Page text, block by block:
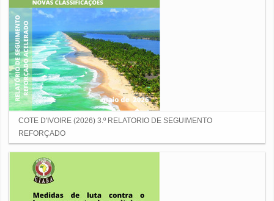
COTE D'IVOIRE (2026) 3.º RELATORIO DE SEGUIMENTO
REFORÇADO